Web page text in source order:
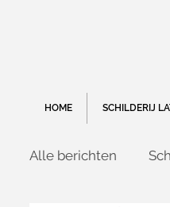
HOME SCHILDERIJ
Alle berichten